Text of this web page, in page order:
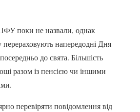
поки не назвали, однак
напередодні Дня
до свята. Більшість
разом із пенсією чи іншими
перевіряти повідомлення від